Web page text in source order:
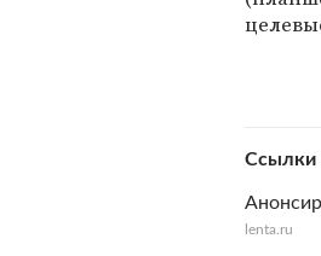
Ссылки
lenta.ru